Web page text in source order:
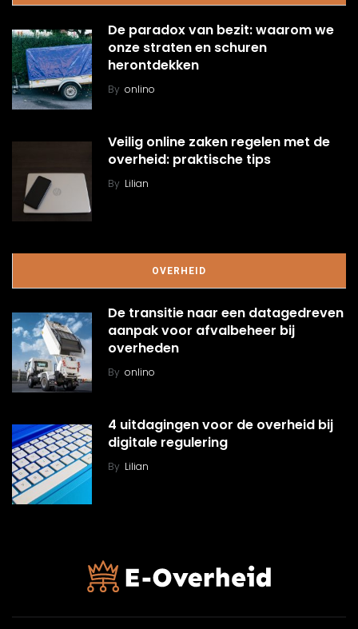
De paradox van bezit: waarom we
onze straten en schuren
herontdekken
By onlino
Veilig online zaken regelen met de
overheid: praktische tips
By Lilian
OVERHEID
De transitie naar een datagedreven
aanpak voor afvalbeheer bij
overheden
By onlino
4 uitdagingen voor de overheid bij
digitale regulering
By Lilian